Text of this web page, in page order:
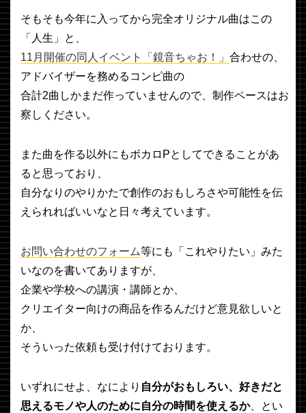
そもそも今年に入ってから完全オリジナル曲はこの
「人生」と、
11月開催の同人イベント「鏡音ちゃお！」 合わせの、
アドバイザーを務めるコンピ曲の
合計2曲しかまだ作っていませんので、制作ペースはお
察しください。
また曲を作る以外にもボカロPとしてできることがあ
ると思っており、
自分なりのやりかたで創作のおもしろさや可能性を伝
えられればいいなと日々考えています。
お問い合わせのフォーム等にも「これやりたい」みた
いなのを書いてありますが、
企業や学校への講演・講師とか、
クリエイター向けの商品を作るんだけど意見欲しいと
か、
そういった依頼も受け付けております。
いずれにせよ、なにより 自分がおもしろい、好きだと
思えるモノや人のために自分の時間を使えるか、とい